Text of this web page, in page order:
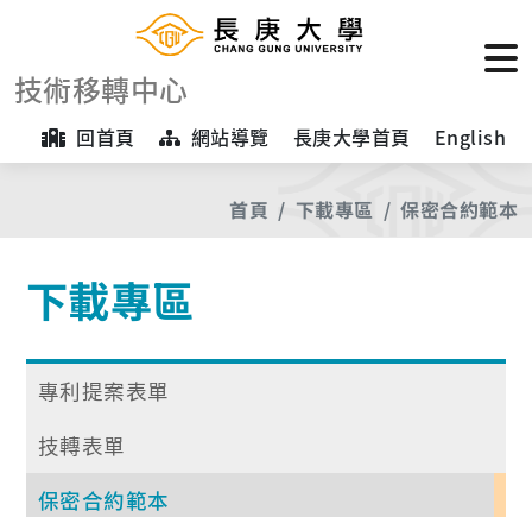
技術移轉中心
回首頁 網站導覽 長庚大學首頁 English
首頁 下載專區 保密合約範本
下載專區
專利提案表單
技轉表單
保密合約範本